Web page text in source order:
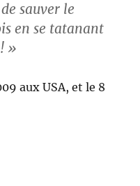
sauver le
en se tatanant
»
aux USA, et le 8